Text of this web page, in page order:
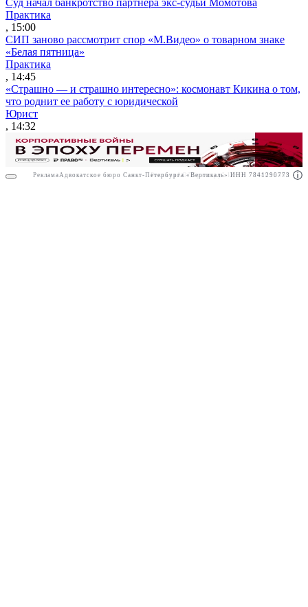
Реклама АО"Право.ру" ИНН: 7708095468
Практика
, 15:00
СИП заново рассмотрит спор «М.Видео» о товарном знаке
«Белая пятница»
Практика
, 14:45
«Страшно — и страшно интересно»: космонавт Кикина о том,
что роднит ее работу с юридической
Юрист
, 14:32
Реклама Адвокатское бюро Санкт-Петербурга «Вертикаль» ИНН 7841290773